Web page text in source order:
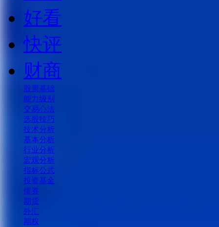
好看
快评
财商
股票基础
能力级别
交易心法
选股技巧
技术分析
基本分析
行业分析
宏观分析
指标公式
投资基金
债券
期货
外汇
期权